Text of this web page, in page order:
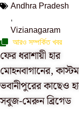
Andhra Pradesh
,
Vizianagaram
আরও সম্পর্কিত খবর
ফের ধরাশায়ী হার
মোহনবাগানের,
ভবানীপুরের কাছেও
সবুজ-মেরুন ব্রিগেড